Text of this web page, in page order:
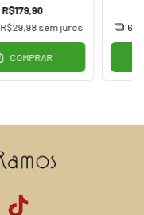
R$179,90
R$29,98 sem juros
COMPRAR
6